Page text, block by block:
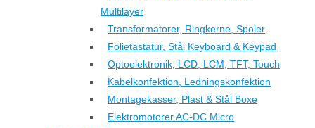
Multilayer
Transformatorer, Ringkerne, Spoler
Folietastatur, Stål Keyboard & Keypad
Optoelektronik, LCD, LCM, TFT, Touch
Kabelkonfektion, Ledningskonfektion
Montagekasser, Plast & Stål Boxe
Elektromotorer AC-DC Micro